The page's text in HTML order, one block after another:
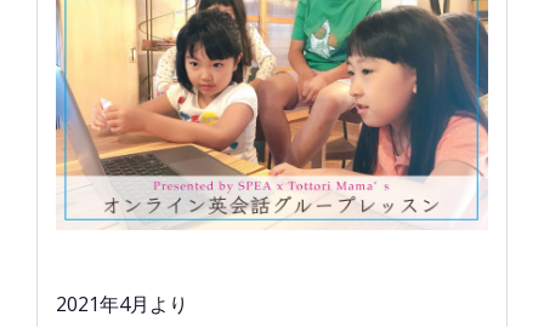
2021年4月より